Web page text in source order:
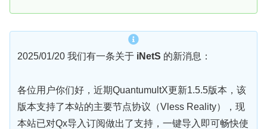
2025/01/20 我们有一条关于 iNetS 的新消息：
各位用户你们好，近期QuantumultX更新1.5.5版本，该
版本支持了本站的主要节点协议（Vless Reality），现
本站已对Qx导入订阅做出了支持，一键导入即可畅快使